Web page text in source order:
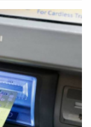
事故屬於局部地
結構出現問題。
困工人。事故發
現場勘查，並前
期監測當地降雨
路工程地質安全評
區域進行詳細調
狀況。21日上午，
，移除受損鷹架、
單，均已公開於
法已停業或解散之
情形，可檢附事證
前，應選擇領有
資訊網查詢合格
詳閱旅遊定型化契
繳費應確認帳戶
視需求加保旅遊平
郵輪旅遊，因涉及